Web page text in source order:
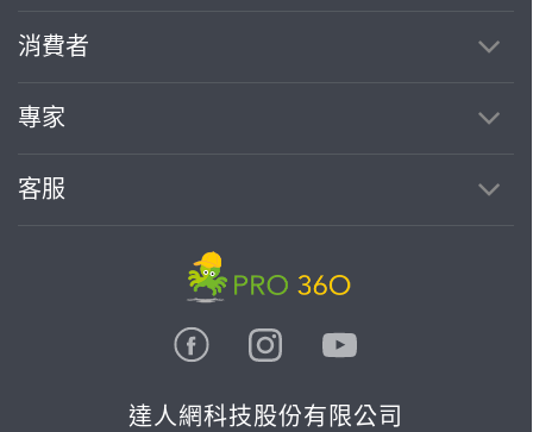
消費者
專家
客服
達人網科技股份有限公司